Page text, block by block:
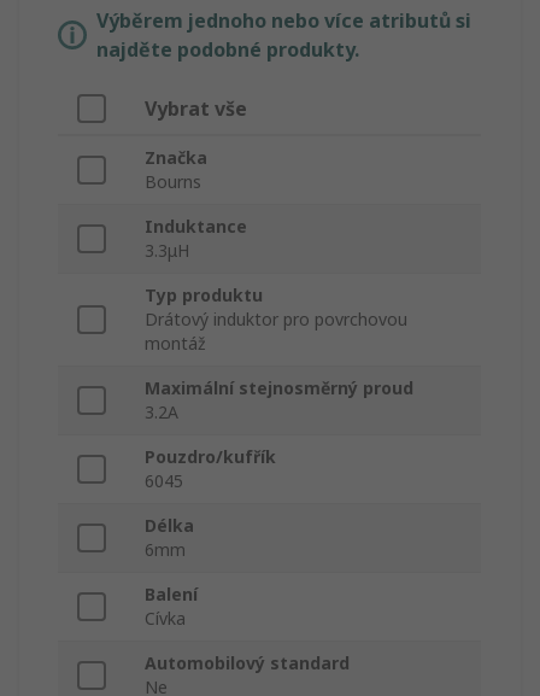
Výběrem jednoho nebo více atributů si
najděte podobné produkty.
Vybrat vše
Značka
Bourns
Induktance
3.3μH
Typ produktu
Drátový induktor pro povrchovou
montáž
Maximální stejnosměrný proud
3.2A
Pouzdro/kufřík
6045
Délka
6mm
Balení
Cívka
Automobilový standard
Ne